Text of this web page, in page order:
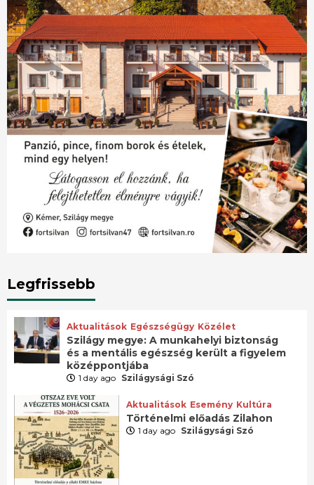
Legfrissebb
Aktualitások Egészségügy Közélet
Szilágy megye: A munkahelyi biztonság
és a mentális egészség került a figyelem
középpontjába
1 day ago Szilágysági Szó
Aktualitások Esemény Kultúra
Történelmi előadás Zilahon
1 day ago Szilágysági Szó